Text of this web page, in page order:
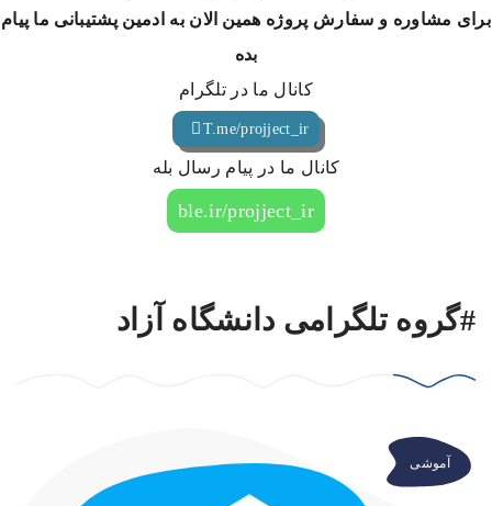
برای مشاوره و سفارش پروژه همین الان به ادمین پشتیبانی ما پیام
بده
کانال ما در تلگرام
T.me/projject_ir
کانال ما در پیام رسال بله
ble.ir/projject_ir
#گروه تلگرامی دانشگاه آزاد
آموشی